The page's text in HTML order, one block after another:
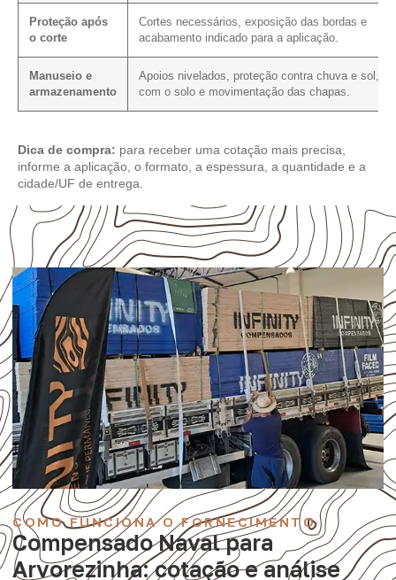
Proteção após
o corte
Cortes necessários, exposição das bordas e
acabamento indicado para a aplicação.
Manuseio e
armazenamento
Apoios nivelados, proteção contra chuva e sol,
com o solo e movimentação das chapas.
Dica de compra: para receber uma cotação mais precisa,
informe a aplicação, o formato, a espessura, a quantidade e a
cidade/UF de entrega.
COMO FUNCIONA O FORNECIMENTO
Compensado Naval para
Arvorezinha: cotação e análise